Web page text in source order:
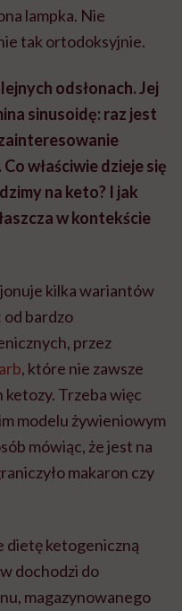
lampka. Nie
tak ortodoksyjnie.
odsłonach. Jej
sinusoidę: raz jest
właściwie dzieje się
na keto? I jak
w kontekście
kilka wariantów
bardzo
przez
, które nie zawsze
Trzeba więc
modelu żywieniowym
mówiąc, że jest na
makaron czy
dietę ketogeniczną
dochodzi do
magazynowanego